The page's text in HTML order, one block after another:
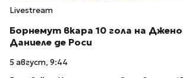
Livestream
Борнемут вкара 10 гола на
Даниеле де Роси
5 август, 9:44